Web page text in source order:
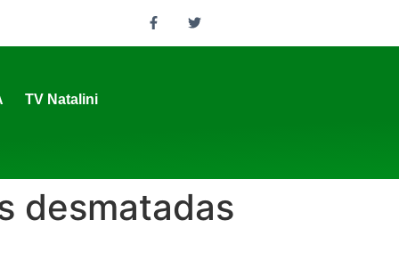
TV Natalini
desmatadas